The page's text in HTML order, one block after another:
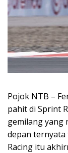
Pojok NTB –
pahit di Sprint
gemilang yang
depan ternyata
Racing itu